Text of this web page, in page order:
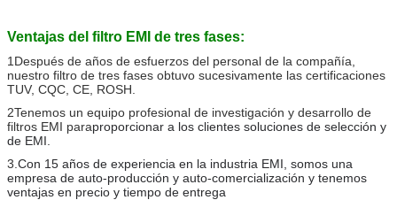
Ventajas del filtro EMI de tres fases:
1Después de años de esfuerzos del personal de la compañía,
nuestro filtro de tres fases obtuvo sucesivamente las certificaciones
TUV, CQC, CE, ROSH.
2Tenemos un equipo profesional de investigación y desarrollo de
filtros EMI paraproporcionar a los clientes soluciones de selección y
de EMI.
3. Con 15 años de experiencia en la industria EMI, somos una
empresa de auto-producción y auto-comercialización y tenemos
ventajas en precio y tiempo de entrega